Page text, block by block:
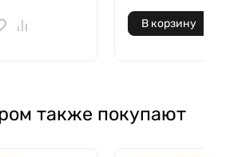
В корзину
также покупают